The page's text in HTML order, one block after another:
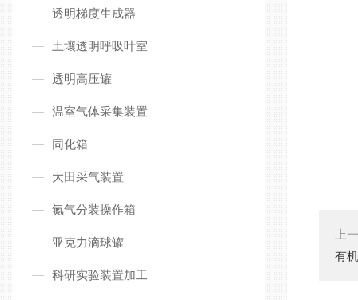
透明梯度生成器
土壤透明呼吸叶室
透明高压罐
温室气体采集装置
同化箱
大田采气装置
氮气分装操作箱
亚克力滴球罐
科研实验装置加工
上
有